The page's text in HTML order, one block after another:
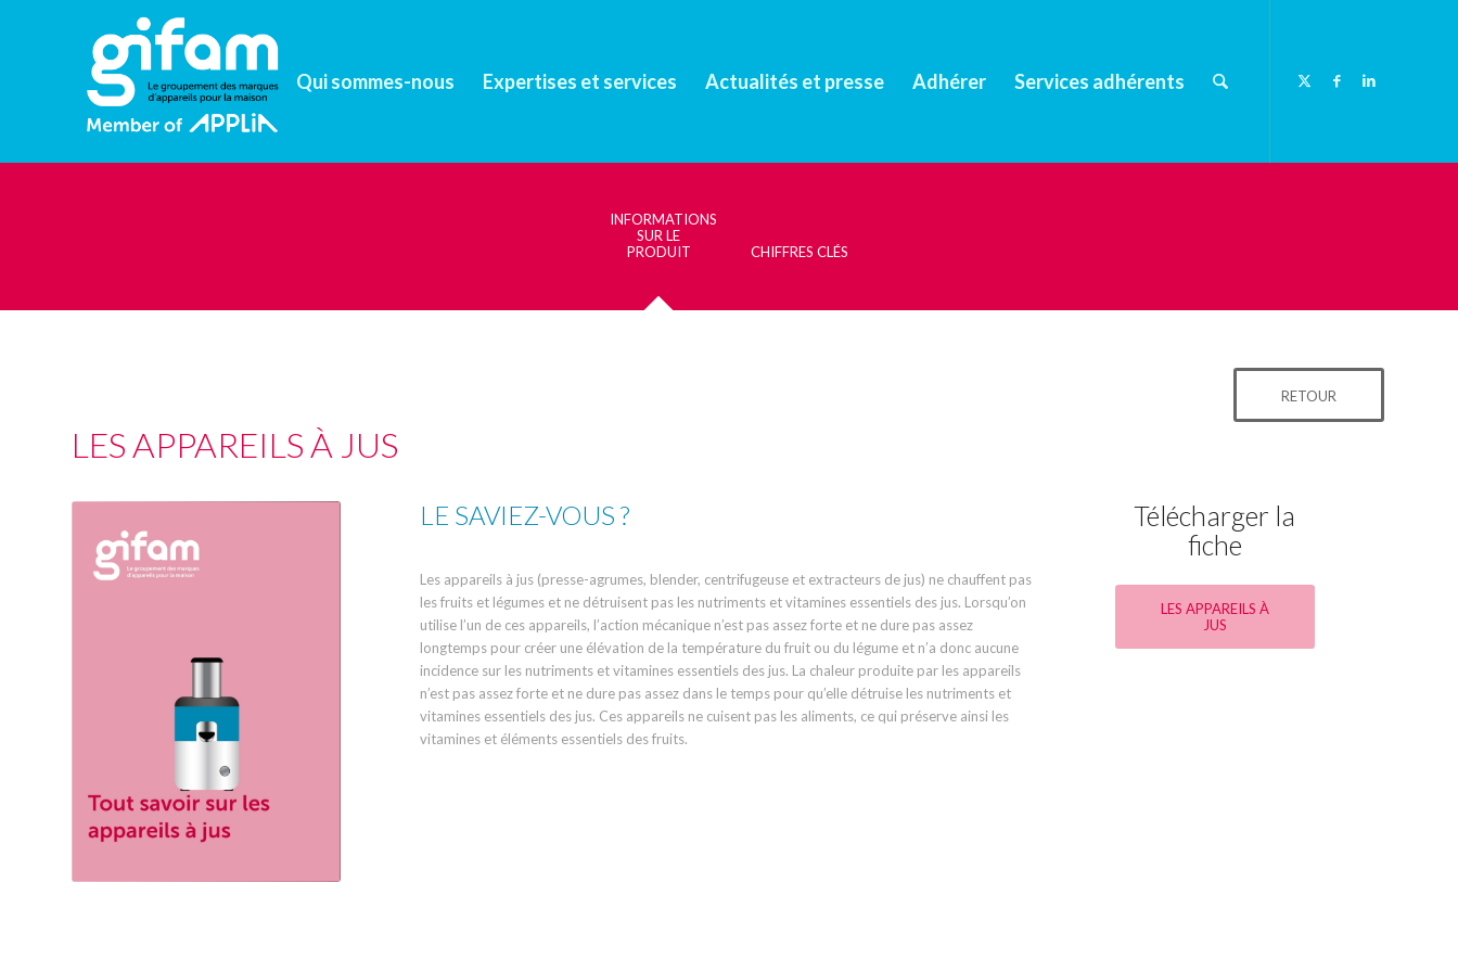
Qui sommes-nous Expertises et services Actualités et presse Adhérer Services adhérents
INFORMATIONS
SUR LE
PRODUIT
CHIFFRES CLÉS
RETOUR
LES APPAREILS À JUS
LE SAVIEZ-VOUS ?
Les appareils à jus (presse-agrumes, blender, centrifugeuse et extracteurs de jus) ne chauffent pas
les fruits et légumes et ne détruisent pas les nutriments et vitamines essentiels des jus. Lorsqu’on
utilise l’un de ces appareils, l’action mécanique n’est pas assez forte et ne dure pas assez
longtemps pour créer une élévation de la température du fruit ou du légume et n’a donc aucune
incidence sur les nutriments et vitamines essentiels des jus. La chaleur produite par les appareils
n’est pas assez forte et ne dure pas assez dans le temps pour qu’elle détruise les nutriments et
vitamines essentiels des jus. Ces appareils ne cuisent pas les aliments, ce qui préserve ainsi les
vitamines et éléments essentiels des fruits.
Télécharger la
fiche
LES APPAREILS À
JUS